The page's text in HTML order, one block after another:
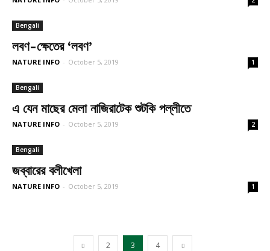
Bengali
লবণ-ক্ষেতের ‘লবণ’
NATURE INFO - October 5, 2019 1
Bengali
এ যেন মাছের মেলা নাজিরাটেক শুটকি পল্লীতে
NATURE INFO - October 5, 2019 2
Bengali
জব্বারের বলীখেলা
NATURE INFO - October 5, 2019 1
2 3 4